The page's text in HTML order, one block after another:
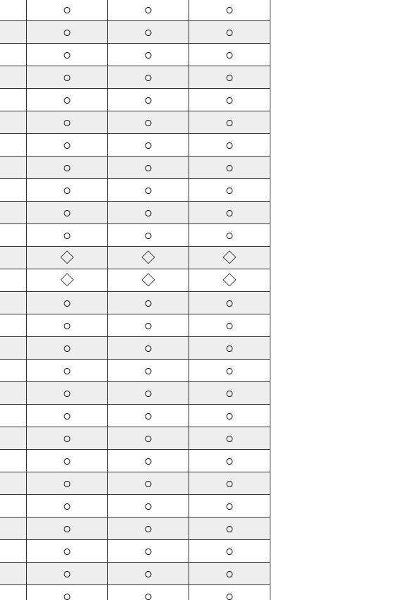
○ ○ ○
○ ○ ○
○ ○ ○
○ ○ ○
○ ○ ○
○ ○ ○
○ ○ ○
○ ○ ○
○ ○ ○
○ ○ ○
○ ○ ○
◇ ◇ ◇
◇ ◇ ◇
○ ○ ○
○ ○ ○
○ ○ ○
○ ○ ○
○ ○ ○
○ ○ ○
○ ○ ○
○ ○ ○
○ ○ ○
○ ○ ○
○ ○ ○
○ ○ ○
○ ○ ○
○ ○ ○